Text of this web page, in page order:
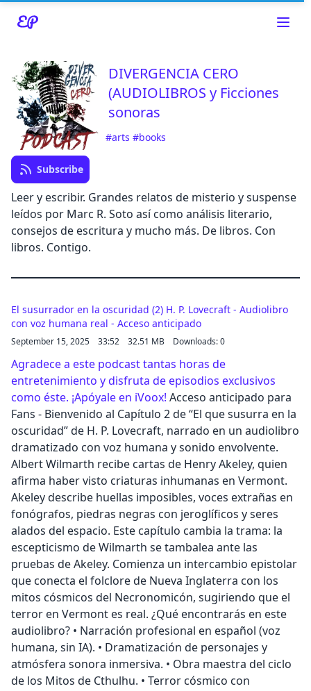
Read about our content policies
DIVERGENCIA CERO
(AUDIOLIBROS y Ficciones
sonoras
#arts #books
Subscribe
Leer y escribir. Grandes relatos de misterio y suspense
leídos por Marc R. Soto así como análisis literario,
consejos de escritura y mucho más. De libros. Con
libros. Contigo.
El susurrador en la oscuridad (2) H. P. Lovecraft - Audiolibro
con voz humana real - Acceso anticipado
September 15, 2025 33:52 32.51 MB Downloads: 0
Agradece a este podcast tantas horas de
entretenimiento y disfruta de episodios exclusivos
como éste. ¡Apóyale en iVoox! Acceso anticipado para
Fans - Bienvenido al Capítulo 2 de “El que susurra en la
oscuridad” de H. P. Lovecraft, narrado en un audiolibro
dramatizado con voz humana y sonido envolvente.
Albert Wilmarth recibe cartas de Henry Akeley, quien
afirma haber visto criaturas inhumanas en Vermont.
Akeley describe huellas imposibles, voces extrañas en
fonógrafos, piedras negras con jeroglíficos y seres
alados del espacio. Este capítulo cambia la trama: la
escepticismo de Wilmarth se tambalea ante las
pruebas de Akeley. Comienza un intercambio epistolar
que conecta el folclore de Nueva Inglaterra con los
mitos cósmicos del Necronomicón, sugiriendo que el
terror en Vermont es real. ¿Qué encontrarás en este
audiolibro? • Narración profesional en español (voz
humana, sin IA). • Dramatización de personajes y
atmósfera sonora inmersiva. • Obra maestra del ciclo
de los Mitos de Cthulhu. • Terror cósmico con